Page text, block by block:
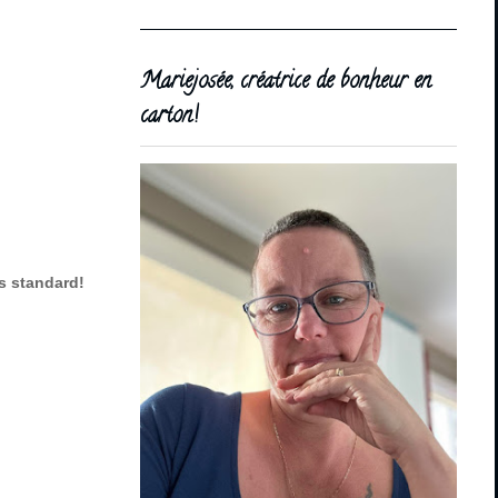
standard!
Mariejosée, créatrice de bonheur en
carton!